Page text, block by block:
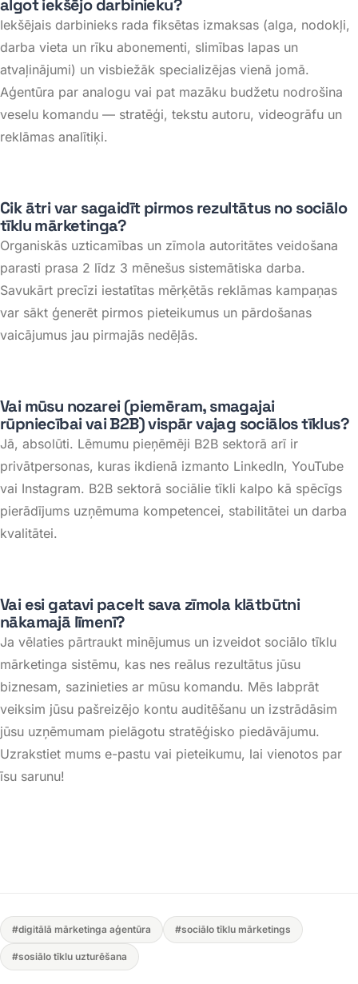
algot iekšējo darbinieku?
Iekšējais darbinieks rada fiksētas izmaksas (alga, nodokļi,
darba vieta un rīku abonementi, slimības lapas un
atvaļinājumi) un visbiežāk specializējas vienā jomā.
Aģentūra par analogu vai pat mazāku budžetu nodrošina
veselu komandu — stratēģi, tekstu autoru, videogrāfu un
reklāmas analītiķi.
Cik ātri var sagaidīt pirmos rezultātus no sociālo
tīklu mārketinga?
Organiskās uzticamības un zīmola autoritātes veidošana
parasti prasa 2 līdz 3 mēnešus sistemātiska darba.
Savukārt precīzi iestatītas mērķētās reklāmas kampaņas
var sākt ģenerēt pirmos pieteikumus un pārdošanas
vaicājumus jau pirmajās nedēļās.
Vai mūsu nozarei (piemēram, smagajai
rūpniecībai vai B2B) vispār vajag sociālos tīklus?
Jā, absolūti. Lēmumu pieņēmēji B2B sektorā arī ir
privātpersonas, kuras ikdienā izmanto LinkedIn, YouTube
vai Instagram. B2B sektorā sociālie tīkli kalpo kā spēcīgs
pierādījums uzņēmuma kompetencei, stabilitātei un darba
kvalitātei.
Vai esi gatavi pacelt sava zīmola klātbūtni
nākamajā līmenī?
Ja vēlaties pārtraukt minējumus un izveidot sociālo tīklu
mārketinga sistēmu, kas nes reālus rezultātus jūsu
biznesam, sazinieties ar mūsu komandu. Mēs labprāt
veiksim jūsu pašreizējo kontu auditēšanu un izstrādāsim
jūsu uzņēmumam pielāgotu stratēģisko piedāvājumu.
Uzrakstiet mums e-pastu vai pieteikumu, lai vienotos par
īsu sarunu!
#digitālā mārketinga aģentūra #sociālo tīklu mārketings
#sosiālo tīklu uzturēšana